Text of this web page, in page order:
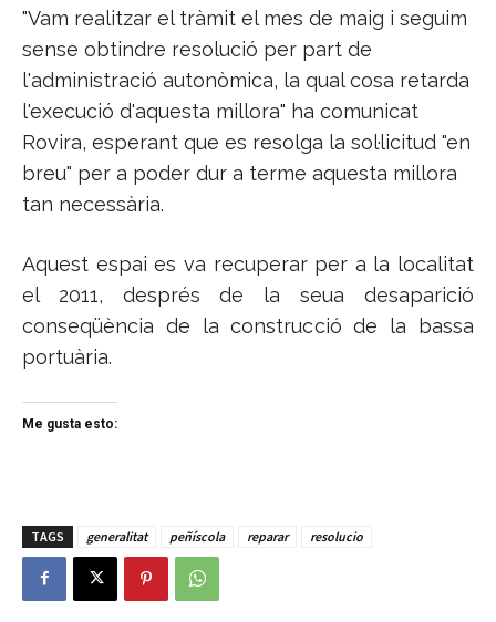
"Vam realitzar el tràmit el mes de maig i seguim
sense obtindre resolució per part de
l'administració autonòmica, la qual cosa retarda
l'execució d'aquesta millora" ha comunicat
Rovira, esperant que es resolga la sol·licitud "en
breu" per a poder dur a terme aquesta millora
tan necessària.
Aquest espai es va recuperar per a la localitat
el 2011, després de la seua desaparició
conseqüència de la construcció de la bassa
portuària.
Me gusta esto:
TAGS generalitat peñíscola reparar resolucio